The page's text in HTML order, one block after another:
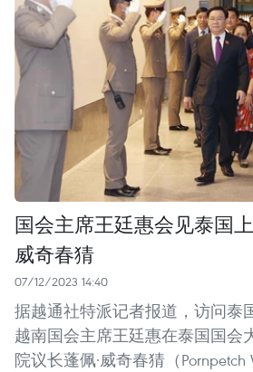
国会主席王廷惠会见泰国
威奇春猜
07/12/2023 14:40
据越通社特派记者报道，访问泰
越南国会主席王廷惠在泰国国会
院议长蓬佩·威奇春猜（Pornpetch